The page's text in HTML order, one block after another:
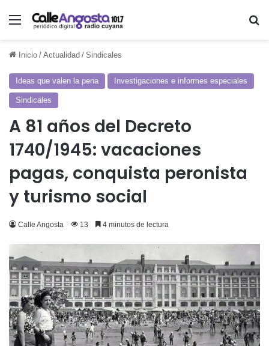
Menú
Inicio / Actualidad / Sindicales
Ideas que valen la pena Investigaciones e informes especiales
Sindicales
A 81 años del Decreto
1740/1945: vacaciones
pagas, conquista peronista
y turismo social
Calle Angosta 13 4 minutos de lectura